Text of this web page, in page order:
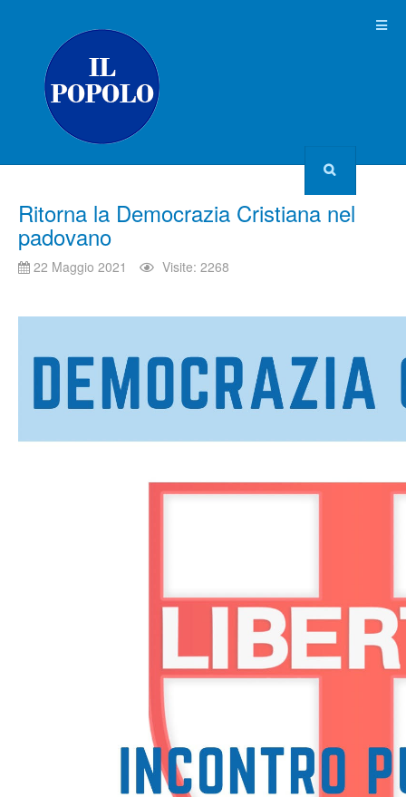
Ritorna la Democrazia Cristiana nel
padovano
22 Maggio 2021 Visite: 2268